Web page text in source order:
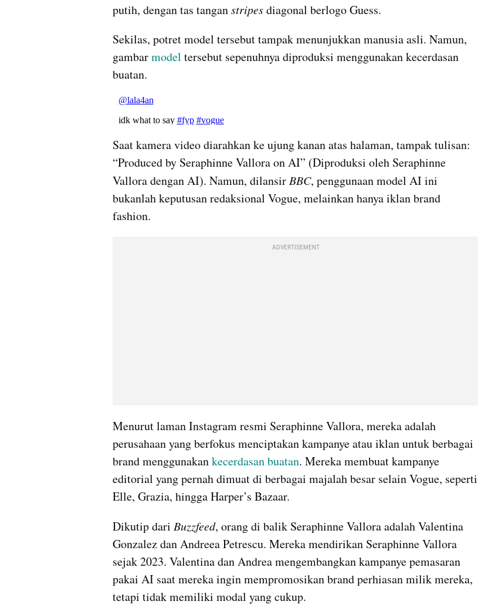
putih, dengan tas tangan stripes diagonal berlogo Guess.
Sekilas, potret model tersebut tampak menunjukkan manusia asli. Namun,
gambar model tersebut sepenuhnya diproduksi menggunakan kecerdasan
buatan.
Saat kamera video diarahkan ke ujung kanan atas halaman, tampak tulisan:
“Produced by Seraphinne Vallora on AI” (Diproduksi oleh Seraphinne
Vallora dengan AI). Namun, dilansir BBC, penggunaan model AI ini
bukanlah keputusan redaksional Vogue, melainkan hanya iklan brand
fashion.
ADVERTISEMENT
Menurut laman Instagram resmi Seraphinne Vallora, mereka adalah
perusahaan yang berfokus menciptakan kampanye atau iklan untuk berbagai
brand menggunakan kecerdasan buatan. Mereka membuat kampanye
editorial yang pernah dimuat di berbagai majalah besar selain Vogue, seperti
Elle, Grazia, hingga Harper’s Bazaar.
Dikutip dari Buzzfeed, orang di balik Seraphinne Vallora adalah Valentina
Gonzalez dan Andreea Petrescu. Mereka mendirikan Seraphinne Vallora
sejak 2023. Valentina dan Andrea mengembangkan kampanye pemasaran
pakai AI saat mereka ingin mempromosikan brand perhiasan milik mereka,
tetapi tidak memiliki modal yang cukup.